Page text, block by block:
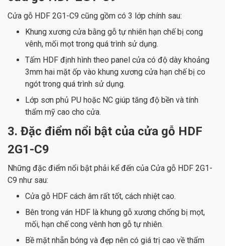
Cửa gỗ HDF 2G1-C9 cũng gồm có 3 lớp chính sau:
Khung xương cửa bằng gỗ tự nhiên hạn chế bị cong
vênh, mối mọt trong quá trình sử dụng.
Tấm HDF định hình theo panel cửa có độ dày khoảng
3mm hai mặt ốp vào khung xương cửa hạn chế bị co
ngót trong quá trình sử dụng.
Lớp sơn phủ PU hoặc NC giúp tăng độ bền và tính
thẩm mỹ cao cho cửa.
3. Đặc điểm nổi bật của cửa gỗ HDF
2G1-C9
Những đặc điểm nổi bật phải kể đến của Cửa gỗ HDF 2G1-
C9 như sau:
Cửa gỗ HDF cách âm rất tốt, cách nhiệt cao.
Bên trong ván HDF là khung gỗ xương chống bị mọt,
mối, hạn chế cong vênh hơn gỗ tự nhiên.
Bề mặt nhẵn bóng và đẹp nên có giá trị cao về thẩm